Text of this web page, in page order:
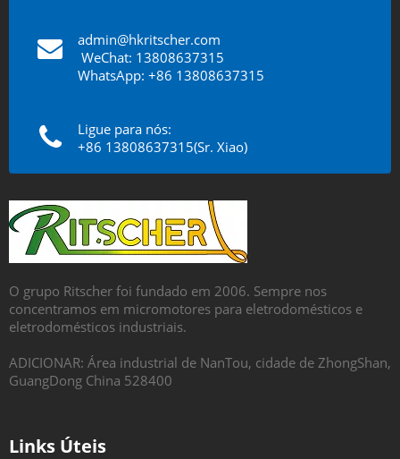
admin@hkritscher.com
WeChat: 13808637315
WhatsApp: +86 13808637315
Ligue para nós:
+86 13808637315(Sr. Xiao)
O grupo Ritscher foi fundado em 2006. Sempre nos
concentramos em micromotores para eletrodomésticos e
eletrodomésticos industriais.
ADICIONAR: Área industrial de NanTou, cidade de ZhongShan,
GuangDong China 528400
Links Úteis